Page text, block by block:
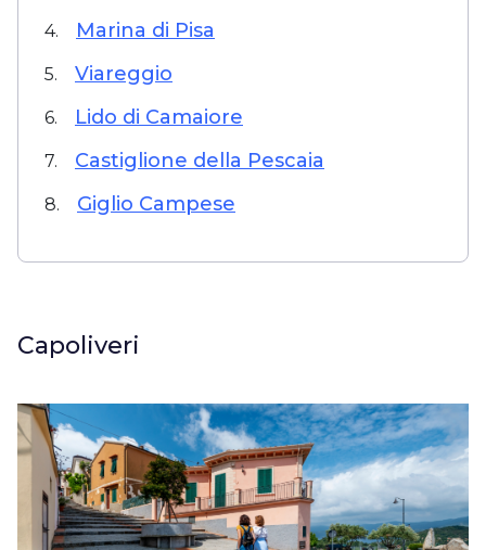
4. Marina di Pisa
5. Viareggio
6. Lido di Camaiore
7. Castiglione della Pescaia
8. Giglio Campese
Capoliveri